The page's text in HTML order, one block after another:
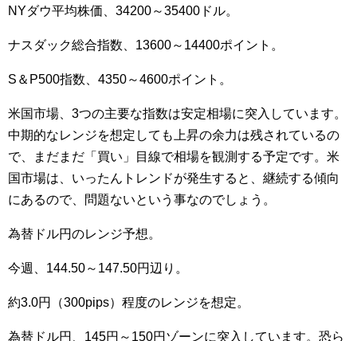
NYダウ平均株価、34200～35400ドル。
ナスダック総合指数、13600～14400ポイント。
S＆P500指数、4350～4600ポイント。
米国市場、3つの主要な指数は安定相場に突入しています。
中期的なレンジを想定しても上昇の余力は残されているの
で、まだまだ「買い」目線で相場を観測する予定です。米
国市場は、いったんトレンドが発生すると、継続する傾向
にあるので、問題ないという事なのでしょう。
為替ドル円のレンジ予想。
今週、144.50～147.50円辺り。
約3.0円（300pips）程度のレンジを想定。
為替ドル円、145円～150円ゾーンに突入しています。恐ら